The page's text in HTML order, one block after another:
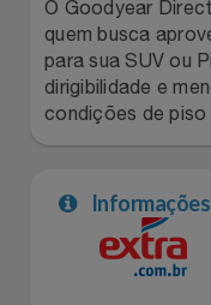
Notebooks E Tablet
Óculos
Natura
Netshoes
Perfumes &
Ponto Frio
O Goodyear
quem busca
para sua SUV ou
dirigibilidade e
condições de piso